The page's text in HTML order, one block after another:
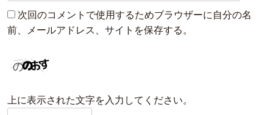
次回のコメントで使用するためブラウザーに自分の名
前、メールアドレス、サイトを保存する。
上に表示された文字を入力してください。